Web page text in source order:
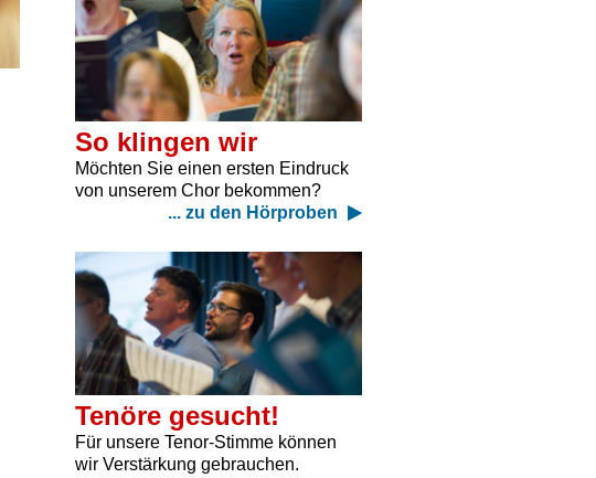
So klingen wir
Möchten Sie einen ersten Eindruck
von unserem Chor bekommen?
... zu den Hörproben
Tenöre gesucht!
Für unsere Tenor-Stimme können
wir Verstärkung gebrauchen.